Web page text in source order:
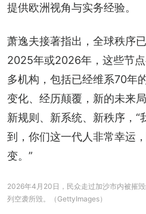
提供欧洲视角与实务经验。
萧逸夫接著指出，全球秩序
2025年或2026年，这些节
多机构，包括已经维系70年
变化、经历颠覆，新的未来
新规则、新系统、新秩序，“
到，你们这一代人非常幸运
变。”
2026年4月20日，民众走过加沙市内被摧
列空袭所毁。（GettyImages）